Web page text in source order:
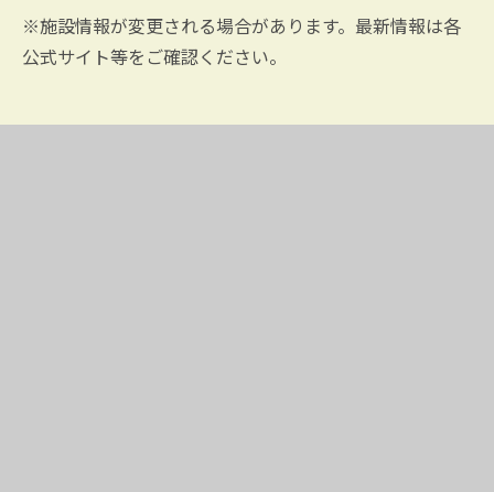
※施設情報が変更される場合があります。最新情報は各
公式サイト等をご確認ください。